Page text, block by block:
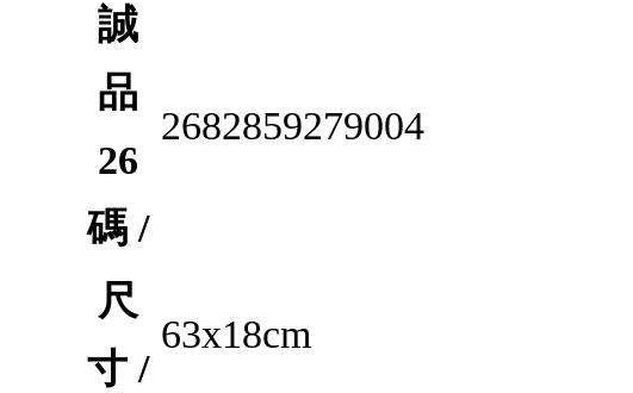
誠
品
26
碼 /
2682859279004
尺
寸 /
63x18cm